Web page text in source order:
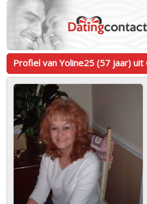
Profiel van Yoline25 (57 jaar) uit